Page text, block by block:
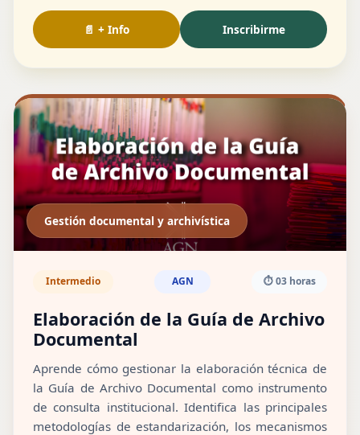
📄 + Info Inscribirme
Gestión documental y archivística
Intermedio AGN ⏱️ 03 horas
Elaboración de la Guía de Archivo
Documental
Aprende cómo gestionar la elaboración técnica de
la Guía de Archivo Documental como instrumento
de consulta institucional. Identifica las principales
metodologías de estandarización, los mecanismos